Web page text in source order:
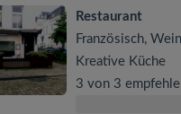
Restaurant
Französisch,
Kreative Küche
3 von 3